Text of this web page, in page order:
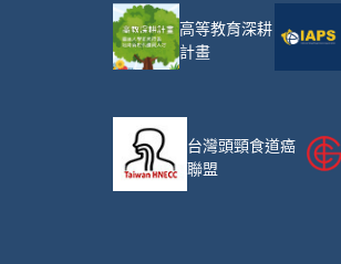
高等教育深耕
計畫
台灣頭頸食道癌
聯盟